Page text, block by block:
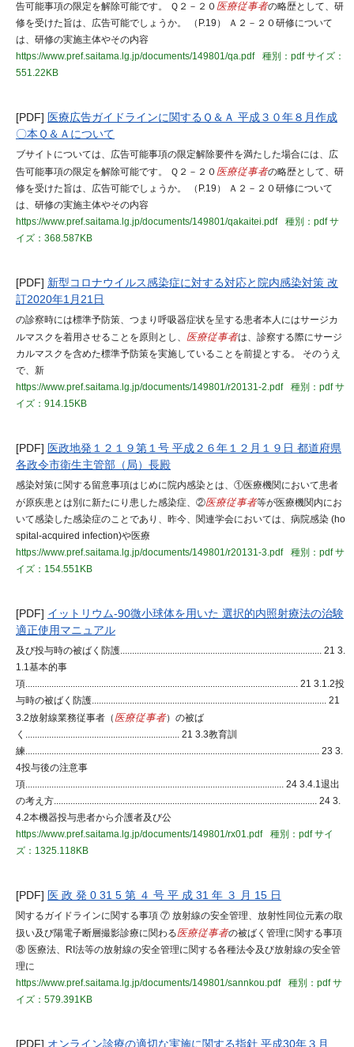
告可能事項の限定を解除可能です。 Ｑ２－２０ 医療従事者の略歴として、研
修を受けた旨は、広告可能でしょうか。 （P.19） Ａ２－２０研修について
は、研修の実施主体やその内容
https://www.pref.saitama.lg.jp/documents/149801/qa.pdf
種別：pdfサイズ：
551.22KB
[PDF] 医療広告ガイドラインに関するＱ＆Ａ 平成３０年８月作成
〇本Ｑ＆Ａについて
ブサイトについては、広告可能事項の限定解除要件を満たした場合には、広
告可能事項の限定を解除可能です。 Ｑ２－２０ 医療従事者の略歴として、研
修を受けた旨は、広告可能でしょうか。 （P.19） Ａ２－２０研修について
は、研修の実施主体やその内容
https://www.pref.saitama.lg.jp/documents/149801/qakaitei.pdf
種別：pdfサ
イズ：368.587KB
[PDF] 新型コロナウイルス感染症に対する対応と院内感染対策 改
訂2020年1月21日
の診察時には標準予防策、つまり呼吸器症状を呈する患者本人にはサージカ
ルマスクを着用させることを原則とし、 医療従事者は、診察する際にサージ
カルマスクを含めた標準予防策を実施していることを前提とする。 そのうえ
で、新
https://www.pref.saitama.lg.jp/documents/149801/r20131-2.pdf
種別：pdfサ
イズ：914.15KB
[PDF] 医政地発１２１９第１号 平成２６年１２月１９日 都道府県
各政令市衛生主管部（局）長殿
感染対策に関する留意事項はじめに院内感染とは、①医療機関において患者
が原疾患とは別に新たにり患した感染症、②医療従事者等が医療機関内にお
いて感染した感染症のことであり、昨今、関連学会においては、病院感染 (ho
spital-acquired infection)や医療
https://www.pref.saitama.lg.jp/documents/149801/r20131-3.pdf
種別：pdfサ
イズ：154.551KB
[PDF] イットリウム-90微小球体を用いた 選択的内照射療法の治験
適正使用マニュアル
及び投与時の被ばく防護..................................................................................... 21 3.
1.1基本的事
項................................................................................................................... 21 3.1.2投
与時の被ばく防護................................................................................................... 21
3.2放射線業務従事者（ 医療従事者）の被ば
く................................................................. 21 3.3教育訓
練............................................................................................................................ 23 3.
4投与後の注意事
項............................................................................................................. 24 3.4.1退出
の考え方............................................................................................................... 24 3.
4.2本機器投与患者から介護者及び公
https://www.pref.saitama.lg.jp/documents/149801/rx01.pdf
種別：pdfサイ
ズ：1325.118KB
[PDF] 医 政 発 0 31 5 第 ４ 号 平 成 31 年 ３ 月 15 日
関するガイドラインに関する事項 ⑦ 放射線の安全管理、放射性同位元素の取
扱い及び陽電子断層撮影診療に関わる医療従事者の被ばく管理に関する事項
⑧ 医療法、RI法等の放射線の安全管理に関する各種法令及び放射線の安全管
理に
https://www.pref.saitama.lg.jp/documents/149801/sannkou.pdf
種別：pdfサ
イズ：579.391KB
[PDF] オンライン診療の適切な実施に関する指針 平成30年３月